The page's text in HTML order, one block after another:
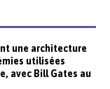
une architecture
utilisées
avec Bill Gates au